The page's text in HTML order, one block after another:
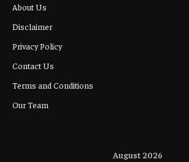
About Us
Disclaimer
Privacy Policy
Contact Us
Terms and Conditions
Our Team
August 2026